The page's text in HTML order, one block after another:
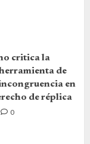
critica la
de
en
de réplica
0